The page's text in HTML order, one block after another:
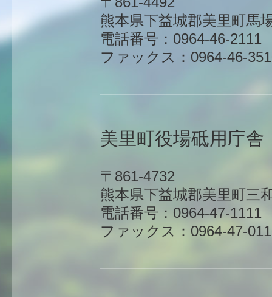
熊本県下益城郡美里町馬
電話番号：0964-46-2111
ファックス：0964-46-
美里町役場砥用庁舎
〒861-4732
熊本県下益城郡美里町三
電話番号：0964-47-1111
ファックス：0964-47-